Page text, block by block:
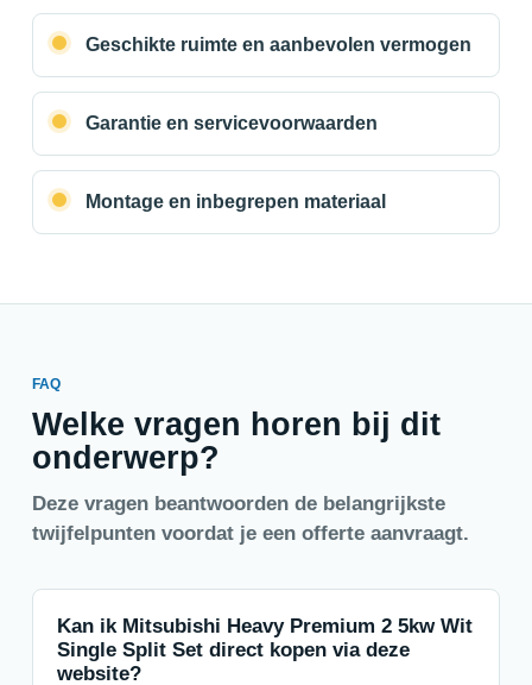
Geschikte ruimte en aanbevolen vermogen
Garantie en servicevoorwaarden
Montage en inbegrepen materiaal
FAQ
Welke vragen horen bij dit
onderwerp?
Deze vragen beantwoorden de belangrijkste
twijfelpunten voordat je een offerte aanvraagt.
Kan ik Mitsubishi Heavy Premium 2 5kw Wit
Single Split Set direct kopen via deze
website?